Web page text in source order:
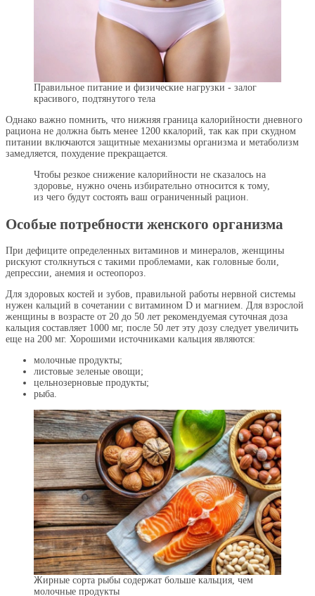
Правильное питание и физические нагрузки - залог
красивого, подтянутого тела
Однако важно помнить, что нижняя граница калорийности дневного
рациона не должна быть менее 1200 ккалорий, так как при скудном
питании включаются защитные механизмы организма и метаболизм
замедляется, похудение прекращается.
Чтобы резкое снижение калорийности не сказалось на
здоровье, нужно очень избирательно относится к тому,
из чего будут состоять ваш ограниченный рацион.
Особые потребности женского организма
При дефиците определенных витаминов и минералов, женщины
рискуют столкнуться с такими проблемами, как головные боли,
депрессии, анемия и остеопороз.
Для здоровых костей и зубов, правильной работы нервной системы
нужен кальций в сочетании с витамином D и магнием. Для взрослой
женщины в возрасте от 20 до 50 лет рекомендуемая суточная доза
кальция составляет 1000 мг, после 50 лет эту дозу следует увеличить
еще на 200 мг. Хорошими источниками кальция являются:
молочные продукты;
листовые зеленые овощи;
цельнозерновые продукты;
рыба.
Жирные сорта рыбы содержат больше кальция, чем
молочные продукты